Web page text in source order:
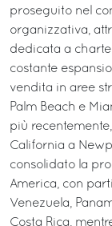
proseguito nel
organizzativa,
dedicata a
costante
vendita in aree
Palm Beach e
più
California a
consolidato la
America, con
Venezuela,
Costa Rica,